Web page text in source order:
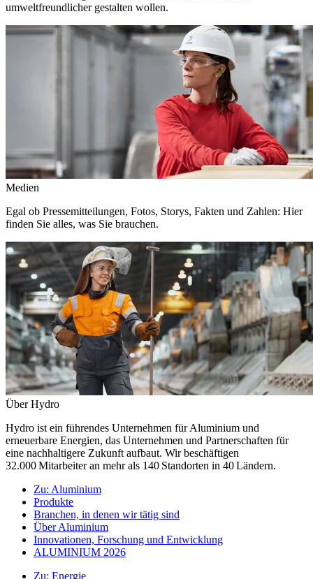
umweltfreundlicher gestalten wollen.
Medien
Egal ob Pressemitteilungen, Fotos, Storys, Fakten und Zahlen: Hier
finden Sie alles, was Sie brauchen.
Über Hydro
Hydro ist ein führendes Unternehmen für Aluminium und
erneuerbare Energien, das Unternehmen und Partnerschaften für
eine nachhaltigere Zukunft aufbaut. Wir beschäftigen
32.000 Mitarbeiter an mehr als 140 Standorten in 40 Ländern.
Zu: Aluminium
Produkte
Branchen, in denen wir tätig sind
Über Aluminium
Innovationen, Forschung und Entwicklung
ALUMINIUM 2026
Zu: Energie